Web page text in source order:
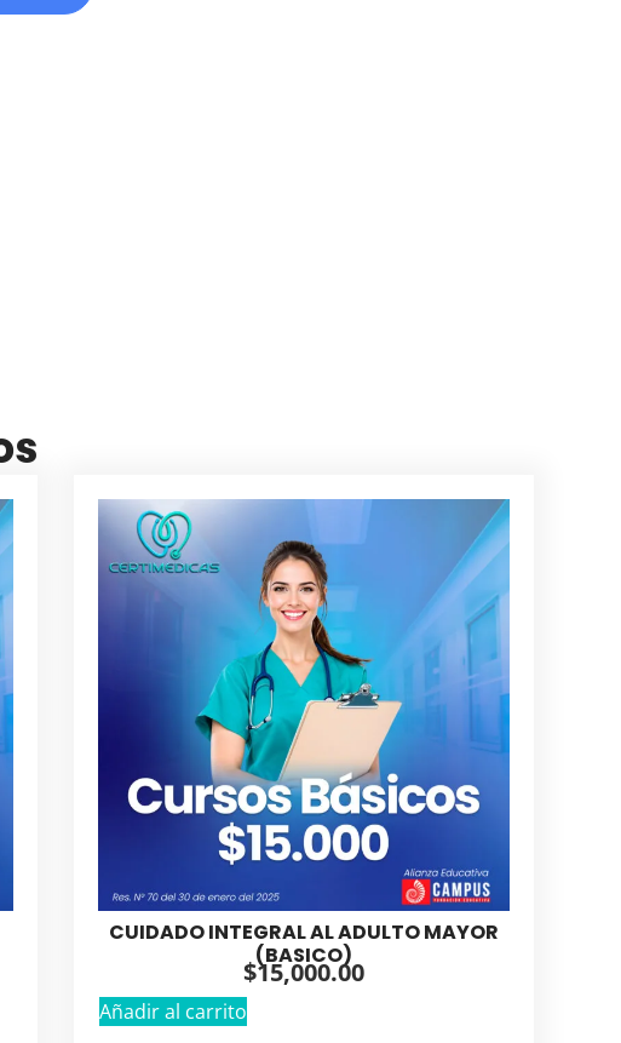
CUIDADO INTEGRAL AL ADULTO MAYOR
(BASICO)
$15,000.00
Añadir al carrito